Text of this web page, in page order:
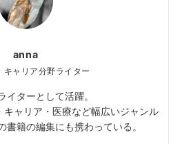
anna
キャリア分野ライター
イターとして活躍。
キャリア・医療など幅広いジャンル
籍の編集にも携わっている。